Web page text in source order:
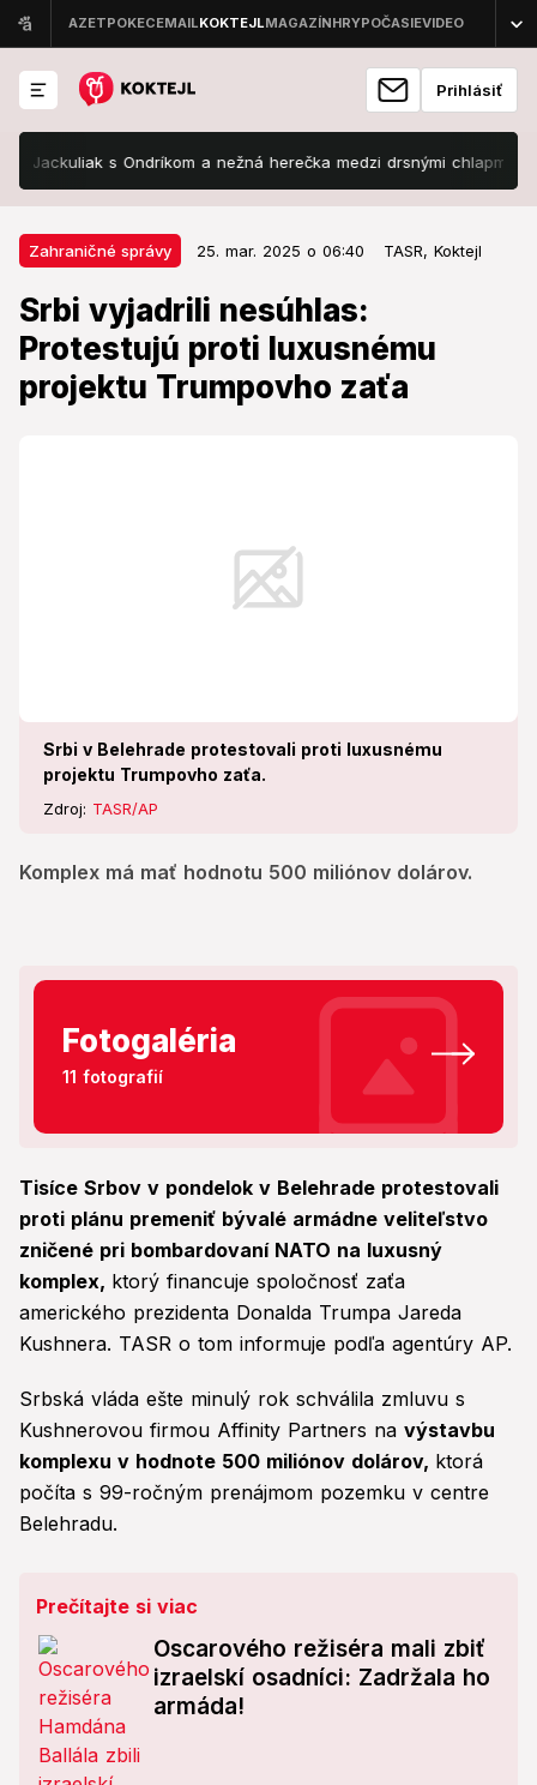
Prihlásiť
s Ondríkom a nežná herečka medzi drsnými chlapmi! Čo
Zahraničné správy 25. mar. 2025 o 06:40 TASR, Koktejl
Srbi vyjadrili nesúhlas:
Protestujú proti luxusnému
projektu Trumpovho zaťa
Srbi v Belehrade protestovali proti luxusnému
projektu Trumpovho zaťa.
Zdroj: TASR/AP
Komplex má mať hodnotu 500 miliónov dolárov.
Zahraničné správy 25. mar. 2025 o 06:40
Srbi vyjadrili nesúhlas: Protestujú
proti luxusnému projektu
Trumpovho zaťa
Fotogaléria
11 fotografií
Tisíce Srbov v pondelok v Belehrade protestovali
proti plánu premeniť bývalé armádne veliteľstvo
zničené pri bombardovaní NATO na luxusný
komplex, ktorý financuje spoločnosť zaťa
amerického prezidenta Donalda Trumpa Jareda
Kushnera. TASR o tom informuje podľa agentúry AP.
Srbská vláda ešte minulý rok schválila zmluvu s
Kushnerovou firmou Affinity Partners na výstavbu
komplexu v hodnote 500 miliónov dolárov, ktorá
počíta s 99-ročným prenájmom pozemku v centre
Belehradu.
Prečítajte si viac
Oscarového režiséra mali zbiť
izraelskí osadníci: Zadržala ho
armáda!